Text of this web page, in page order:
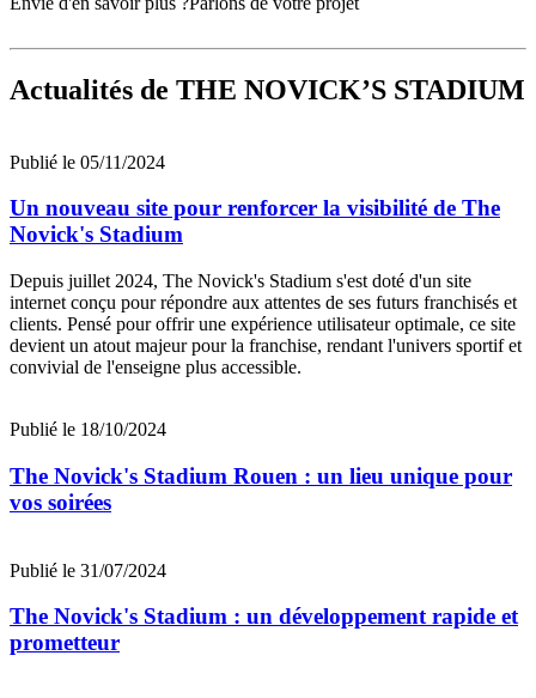
Actualités de THE NOVICK’S STADIUM
Publié le 05/11/2024
Un nouveau site pour renforcer la visibilité de The
Novick's Stadium
Depuis juillet 2024, The Novick's Stadium s'est doté d'un site
internet conçu pour répondre aux attentes de ses futurs franchisés et
clients. Pensé pour offrir une expérience utilisateur optimale, ce site
devient un atout majeur pour la franchise, rendant l'univers sportif et
convivial de l'enseigne plus accessible.
Publié le 18/10/2024
The Novick's Stadium Rouen : un lieu unique pour
vos soirées
Publié le 31/07/2024
The Novick's Stadium : un développement rapide et
prometteur